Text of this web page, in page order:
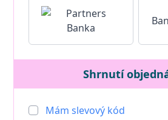
Shrnutí
Mám slevový kód